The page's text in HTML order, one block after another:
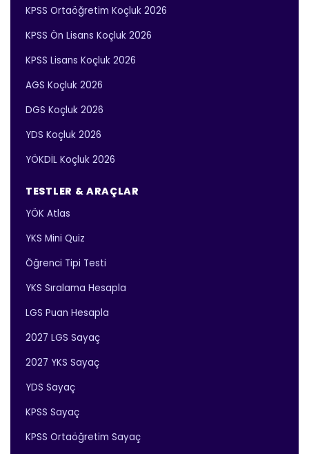
KPSS Ortaöğretim Koçluk 2026
KPSS Ön Lisans Koçluk 2026
KPSS Lisans Koçluk 2026
AGS Koçluk 2026
DGS Koçluk 2026
YDS Koçluk 2026
YÖKDİL Koçluk 2026
TESTLER & ARAÇLAR
YÖK Atlas
YKS Mini Quiz
Öğrenci Tipi Testi
YKS Sıralama Hesapla
LGS Puan Hesapla
2027 LGS Sayaç
2027 YKS Sayaç
YDS Sayaç
KPSS Sayaç
KPSS Ortaöğretim Sayaç